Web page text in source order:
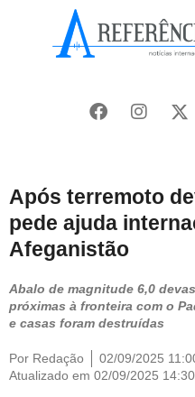
Após terremoto
pede ajuda
Afeganistão
Abalo de magnitude 6,0
próximas à fronteira com o
e casas foram destruídas
Por Redação
02/09/2025
Atualizado em 02/09/2025 14:30